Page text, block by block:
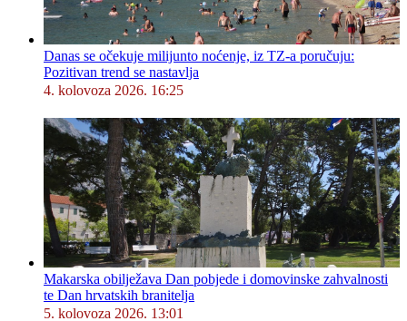
Danas se očekuje milijunto noćenje, iz TZ-a poručuju:
Pozitivan trend se nastavlja
4. kolovoza 2026. 16:25
Makarska obilježava Dan pobjede i domovinske zahvalnosti
te Dan hrvatskih branitelja
5. kolovoza 2026. 13:01